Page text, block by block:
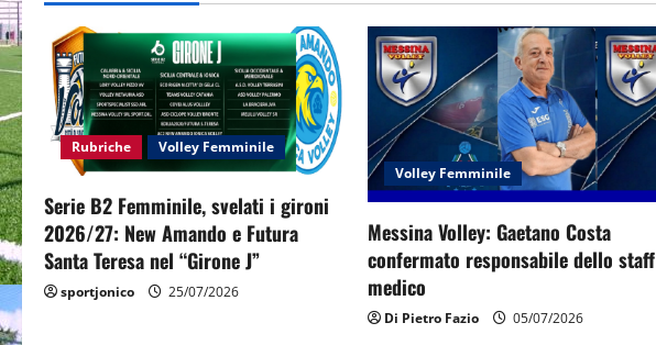
a
v
i
a
t
Rubriche Volley Femminile
Serie B2 Femminile, svelati i gironi
2026/27: New Amando e Futura
Santa Teresa nel “Girone J”
sportjonico 25/07/2026
Volley Femminile
Messina Volley: Gaetano Costa
confermato responsabile dello staff
medico
Di Pietro Fazio 05/07/2026